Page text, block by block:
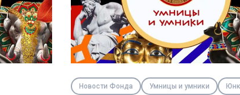
Новости Фонда Умницы и умники